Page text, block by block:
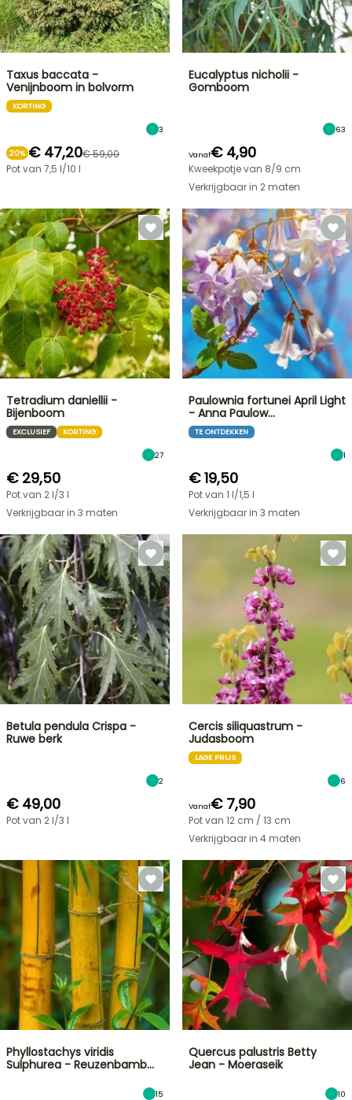
Taxus baccata -
Venijnboom in bolvorm
KORTING
3
20% € 47,20€ 59,00
Pot van 7,5 l/10 l
Eucalyptus nicholii -
Gomboom
63
Vanaf€ 4,90
Kweekpotje van 8/9 cm
Verkrijgbaar in 2 maten
Tetradium daniellii -
Bijenboom
EXCLUSIEF KORTING
27
€ 29,50
Pot van 2 l/3 l
Verkrijgbaar in 3 maten
Paulownia fortunei April Light
- Anna Paulow…
TE ONTDEKKEN
1
€ 19,50
Pot van 1 l/1,5 l
Verkrijgbaar in 3 maten
Betula pendula Crispa -
Ruwe berk
2
€ 49,00
Pot van 2 l/3 l
Cercis siliquastrum -
Judasboom
LAGE PRIJS
6
Vanaf€ 7,90
Pot van 12 cm / 13 cm
Verkrijgbaar in 4 maten
Phyllostachys viridis
Sulphurea - Reuzenbamb…
15
Quercus palustris Betty
Jean - Moeraseik
10